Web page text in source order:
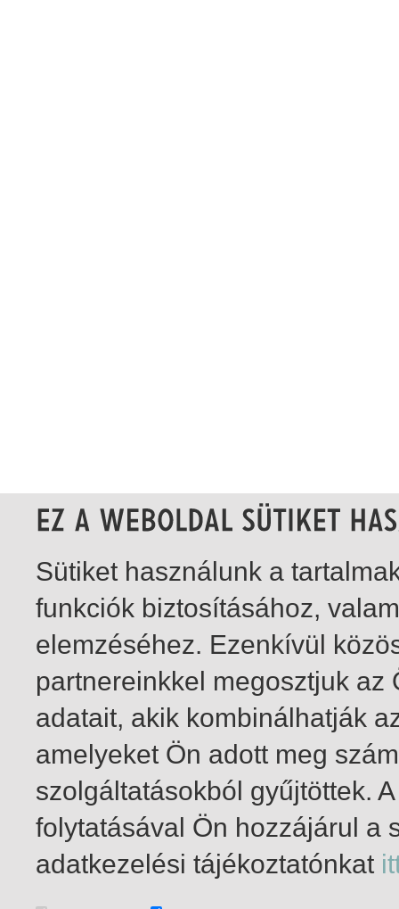
1-1 / összesen 1 találat
Sütiket használunk a
funkciók biztosításához,
elemzéséhez. Ezenkívül
partnereinkkel megosztjuk
adatait, akik kombinálhatják
amelyeket Ön adott meg
szolgáltatásokból gyűjtöttek.
folytatásával Ön hozzájárul a
adatkezelési tájékoztatónkat